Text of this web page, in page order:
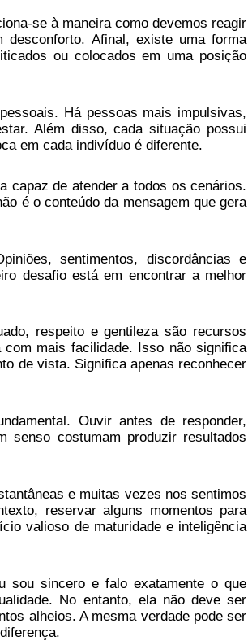
se à maneira como devemos reagir
desconforto. Afinal, existe uma forma
ou colocados em uma posição
Há pessoas mais impulsivas,
Além disso, cada situação possui
em cada indivíduo é diferente.
capaz de atender a todos os cenários.
é o conteúdo da mensagem que gera
sentimentos, discordâncias e
desafio está em encontrar a melhor
respeito e gentileza são recursos
mais facilidade. Isso não significa
de vista. Significa apenas reconhecer
Ouvir antes de responder,
senso costumam produzir resultados
e muitas vezes nos sentimos
reservar alguns momentos para
valioso de maturidade e inteligência
sou sincero e falo exatamente o que
No entanto, ela não deve ser
alheios. A mesma verdade pode ser